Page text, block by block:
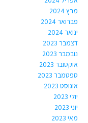
מרץ 2024
פברואר 2024
ינואר 2024
דצמבר 2023
נובמבר 2023
אוקטובר 2023
ספטמבר 2023
אוגוסט 2023
יולי 2023
יוני 2023
מאי 2023